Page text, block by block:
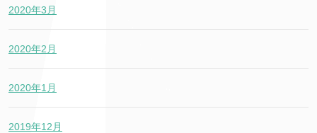
2020年3月
2020年2月
2020年1月
2019年12月